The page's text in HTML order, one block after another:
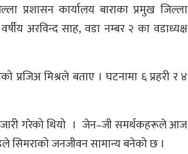
प्रशासन कार्यालय बाराका प्रमुख जिल्ला
अरविन्द साह, वडा नम्बर २ का वडाध्यक्ष
मिश्रले बताए । घटनामा ६ प्रहरी र ४
जारी गरेको थियो । जेन–जी समर्थकहरूले आज
सिमराको जनजीवन सामान्य बनेको छ ।